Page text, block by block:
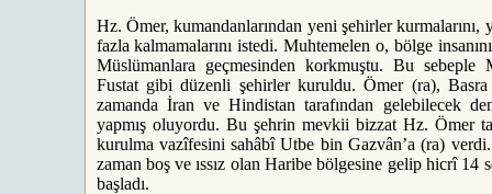
Hz. Ömer, kumandanlarından yeni şehirler
fazla kalmamalarını istedi. Muhtemelen o, bölge
Müslümanlara geçmesinden korkmuştu. Bu
Fustat gibi düzenli şehirler kuruldu. Ömer (ra),
zamanda İran ve Hindistan tarafından gelebilecek
yapmış oluyordu. Bu şehrin mevkii bizzat Hz. Ömer
kurulma vazîfesini sahâbî Utbe bin Gazvân’a (ra)
zaman boş ve ıssız olan Haribe bölgesine gelip hicrî 14
başladı.